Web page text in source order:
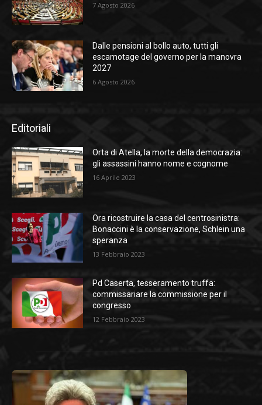
7 Agosto 2026
Dalle pensioni al bollo auto, tutti gli
escamotage del governo per la manovra
2027
6 Agosto 2026
Editoriali
Orta di Atella, la morte della democrazia:
gli assassini hanno nome e cognome
16 Aprile 2023
Ora ricostruire la casa del centrosinistra:
Bonaccini è la conservazione, Schlein una
speranza
13 Febbraio 2023
Pd Caserta, tesseramento truffa:
commissariare la commissione per il
congresso
12 Febbraio 2023